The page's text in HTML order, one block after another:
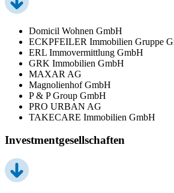
Domicil Wohnen GmbH
ECKPFEILER Immobilien Gruppe
ERL Immovermittlung GmbH
GRK Immobilien GmbH
MAXAR AG
Magnolienhof GmbH
P & P Group GmbH
PRO URBAN AG
TAKECARE Immobilien GmbH
Investmentgesellschaften